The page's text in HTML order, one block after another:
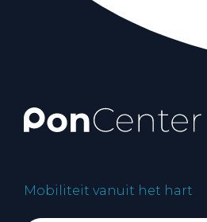
Mobiliteit vanuit het hart